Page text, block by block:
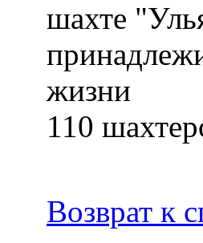
шахте
жизни
110
Возврат к